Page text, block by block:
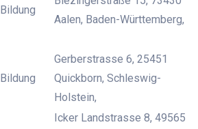
Bildung
Aalen, Baden-Württemberg,
Bildung
Gerberstrasse 6, 25451
Quickborn, Schleswig-
Holstein,
Icker Landstrasse 8, 49565